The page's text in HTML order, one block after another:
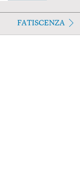
FATISCENZA